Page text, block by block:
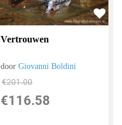
Vertrouwen
doorGiovanni Boldini
€201.00
€116.58